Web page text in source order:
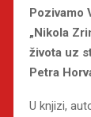
Pozivamo
„Nikola
života uz
Petra
U knjizi,